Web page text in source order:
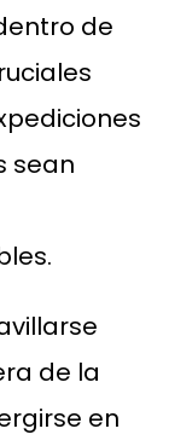
de
sean
de la
en